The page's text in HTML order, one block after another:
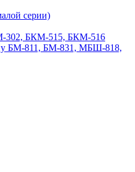
серии)
302, БКМ-515, БКМ-516
БМ-811, БМ-831, МБШ-818,